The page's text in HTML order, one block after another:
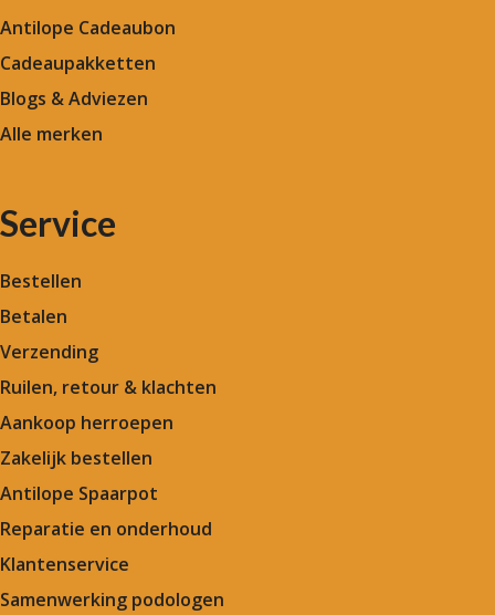
Antilope Cadeaubon
Cadeaupakketten
Blogs & Adviezen
Alle merken
Service
Bestellen
Betalen
Verzending
Ruilen, retour & klachten
Aankoop herroepen
Zakelijk bestellen
Antilope Spaarpot
Reparatie en onderhoud
Klantenservice
Samenwerking podologen